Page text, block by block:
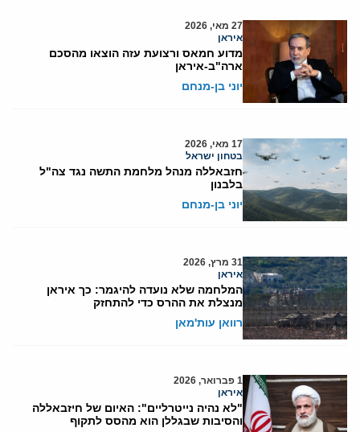
27 מאי, 2026
איראן
מדוע חמאס ורצועת עזה הוצאו מהסכם
ארה"ב-איראן
יוני בן-מנחם
17 מאי, 2026
בטחון ישראל
חזבאללה מנהל מלחמת התשה נגד צה"ל
בלבנון
יוני בן-מנחם
31 מרץ, 2026
איראן
המלחמה שלא נועדה להיגמר: כך איראן
מנצלת את ההרס כדי להתחזק
רוואן עות'מאן
1 פברואר, 2026
איראן
"לא נהיה נייטרליים": האיום של חיזבאללה
והסיבות שבגללן הוא מהסס לתקוף